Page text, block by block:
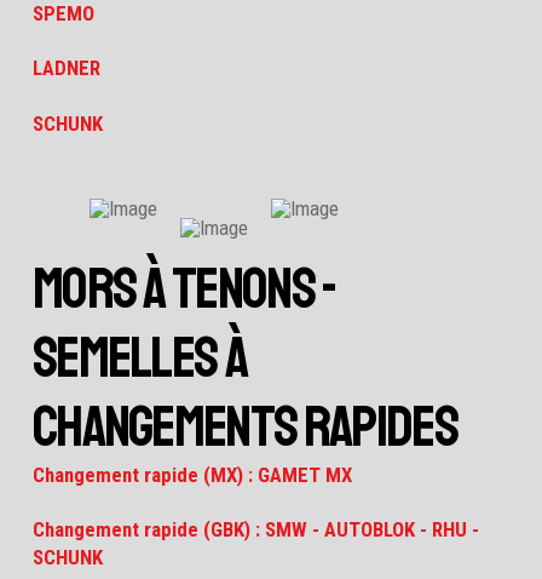
SPEMO
LADNER
SCHUNK
MORS À TENONS -
SEMELLES À
CHANGEMENTS RAPIDES
Changement rapide (MX) : GAMET MX
Changement rapide (GBK) : SMW - AUTOBLOK - RHU -
SCHUNK